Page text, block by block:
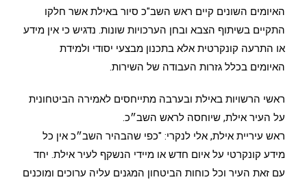
האיומים השונים קיים ראש השב"כ סיור באילת אשר חלקו
התקיים בשיתוף הצבא ובחן הערכויות שונות. נדגיש כי אין מידע
או התרעה קונקרטית אלא בתכנון מבצעי יסודי ולמידת
האיומים בכלל גזרות העבודה של השירות.
ראשי הרשויות באילת ובערבה מתייחסים לאמירה הביטחונית
על העיר אילת, שיוחסה לראש השב״כ.
ראש עיריית אילת, אלי לנקרי: "כפי שהבהיר השב״כ אין כל
מידע קונקרטי על איום חדש או מיידי הנשקף לעיר אילת. יחד
עם זאת העיר וכל כוחות הביטחון המגנים עליה ערוכים ומוכנים